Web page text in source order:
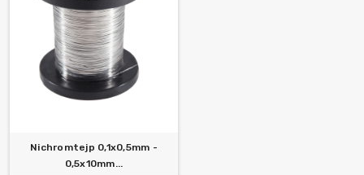
Nichromtejp 0,1x0,5mm -
0,5x10mm...